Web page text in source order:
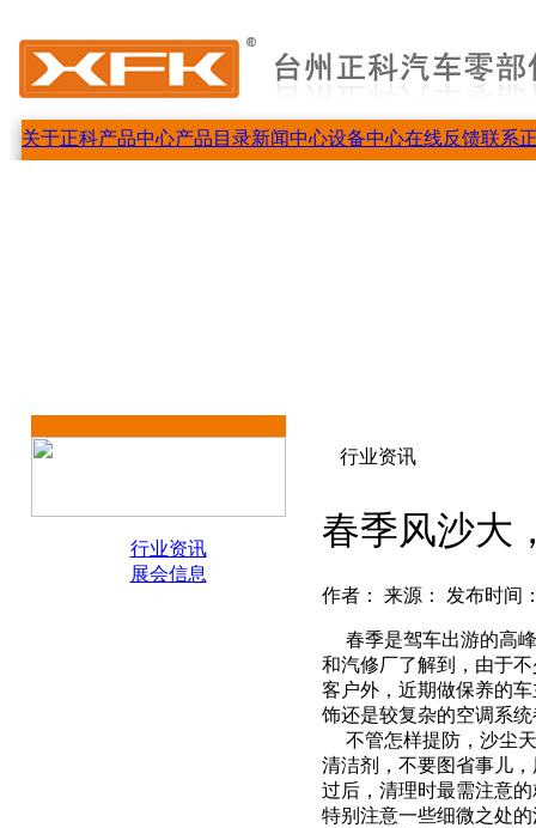
关于正科产品中心产品目录新闻中心设备中心在线反馈联系
行业资讯
展会信息
行业资讯
春季风沙大
作者： 来源： 发布时间
春季是驾车出游的高峰
和汽修厂了解到，由于
客户外，近期做保养的
饰还是较复杂的空调系
不管怎样提防，沙尘天
清洁剂，不要图省事儿
过后，清理时最需注意
特别注意一些细微之处